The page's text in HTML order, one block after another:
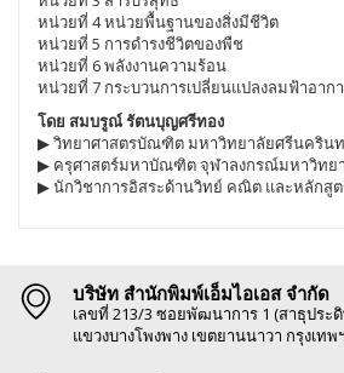
หน่วยที่ 4 หน่วยพื้นฐานของสิ่งมีชีวิต
หน่วยที่ 5 การดำรงชีวิตของพืช
หน่วยที่ 6 พลังงานความร้อน
หน่วยที่ 7 กระบวนการเปลี่ยนแปลงลมฟ้าอาก
โดย สมบรูณ์ รัตนบุญศรีทอง
▶ วิทยาศาสตรบัณฑิต มหาวิทยาลัยศรีนคริน
▶ ครุศาสตร์มหาบัณฑิต จุฬาลงกรณ์มหาวิทย
▶ นักวิชาการอิสระด้านวิทย์ คณิต และหลักสู
บริษัท สำนักพิมพ์เอ็มไอเอส จำกัด
เลขที่ 213/3 ซอยพัฒนาการ 1 (สาธุประ
แขวงบางโพงพาง เขตยานนาวา กรุงเทพ